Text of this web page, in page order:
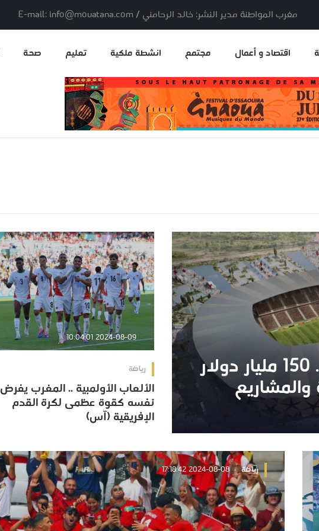
مغرب المواطنة مدير النشر: خالد الرحامني / E-mail: info@mouatana.com
اقتصاد و أعمال مجتمع انشطة ملكية تعليم صحة
كأس العالم 2030 .. 150 مليار دولار
والمشاريع
كأس العالم 2030 .. 150 مليار دولار
والمشاريع
2024-08-09 10:04:01
رياضة
الألعاب الأولمبية .. المغرب يفرض
نفسه كقوة عظمى لكرة القدم
الإفريقية (آس)
الألعاب الأولمبية .. المغرب يفرض
نفسه كقوة عظمى لكرة القدم
الإفريقية (آس)
رياضة 2024-08-08 17:18:42